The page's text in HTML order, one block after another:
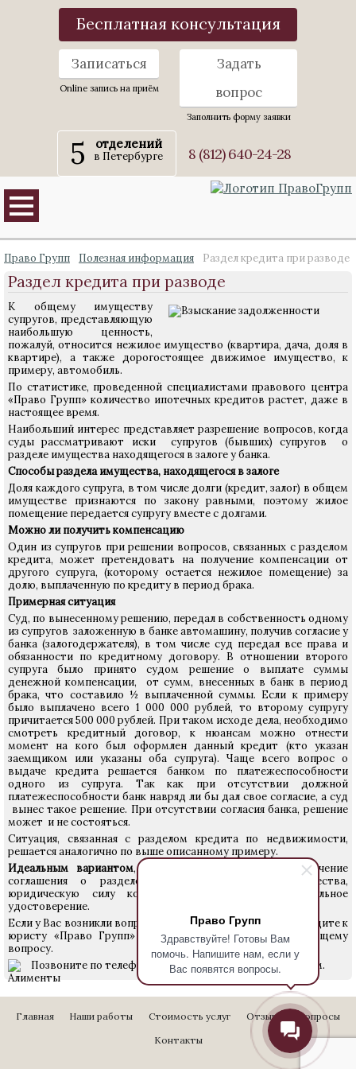
Право Групп
Здравствуйте! Готовы Вам
помочь. Напишите нам, если у
Вас появятся вопросы.
Бесплатная консультация
Записаться
Online запись на приём
Задать
вопрос
Заполнить форму заявки
5 отделений
в Петербурге 8 (812) 640-24-28
Право Групп Полезная информация Раздел кредита при разводе
Раздел кредита при разводе
К общему имуществу
супругов, представляющую
наибольшую ценность,
пожалуй, относится нежилое имущество (квартира, дача, доля в
квартире), а также дорогостоящее движимое имущество, к
примеру, автомобиль.
По статистике, проведенной специалистами правового центра
«Право Групп» количество ипотечных кредитов растет, даже в
настоящее время.
Наибольший интерес представляет разрешение вопросов, когда
суды рассматривают иски супругов (бывших) супругов о
разделе имущества находящегося в залоге у банка.
Способы раздела имущества, находящегося в залоге
Доля каждого супруга, в том числе долги (кредит, залог) в общем
имуществе признаются по закону равными, поэтому жилое
помещение передается супругу вместе с долгами.
Можно ли получить компенсацию
Один из супругов при решении вопросов, связанных с разделом
кредита, может претендовать на получение компенсации от
другого супруга, (которому остается нежилое помещение) за
долю, выплаченную по кредиту в период брака.
Примерная ситуация
Суд, по вынесенному решению, передал в собственность одному
из супругов заложенную в банке автомашину, получив согласие у
банка (залогодержателя), в том числе суд передал все права и
обязанности по кредитному договору. В отношении второго
супруга было принято судом решение о выплате суммы
денежной компенсации, от сумм, внесенных в банк в период
брака, что составило ½ выплаченной суммы. Если к примеру
было выплачено всего 1 000 000 рублей, то второму супругу
причитается 500 000 рублей. При таком исходе дела, необходимо
смотреть кредитный договор, к нюансам можно отнести
момент на кого был оформлен данный кредит (кто указан
заемщиком или указаны оба супруга). Чаще всего вопрос о
выдаче кредита решается банком по платежеспособности
одного из супруга. Так как при отсутствии должной
платежеспособности банк навряд ли бы дал свое согласие, а суд
вынес такое решение. При отсутствии согласия банка, решение
может и не состояться.
Ситуация, связанная с разделом кредита по недвижимости,
решается аналогично по выше описанному примеру.
Идеальным вариантом, на наш взгляд, является заключение
соглашения о разделе совместно нажитого имущества,
юридическую силу которому придаст его нотариальное
удостоверение.
Если у Вас возникли вопросы по разделу кредита, то приходите к
юристу «Право Групп» за консультацией по интересующему
вопросу.
Позвоните по телефону
640-24-28и юрист ответит Вам.
Главная Наши работы Стоимость услуг Отзывы
Вопросы
Контакты